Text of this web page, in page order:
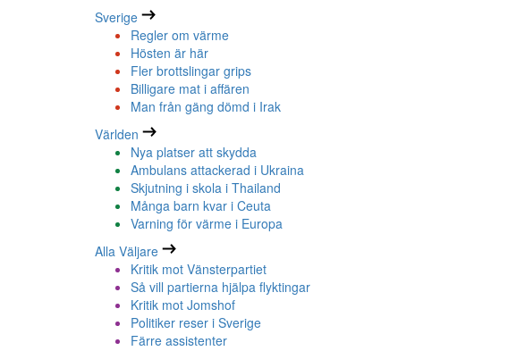
Sverige
Regler om värme
Hösten är här
Fler brottslingar grips
Billigare mat i affären
Man från gäng dömd i Irak
Världen
Nya platser att skydda
Ambulans attackerad i Ukraina
Skjutning i skola i Thailand
Många barn kvar i Ceuta
Varning för värme i Europa
Alla Väljare
Kritik mot Vänsterpartiet
Så vill partierna hjälpa flyktingar
Kritik mot Jomshof
Politiker reser i Sverige
Färre assistenter